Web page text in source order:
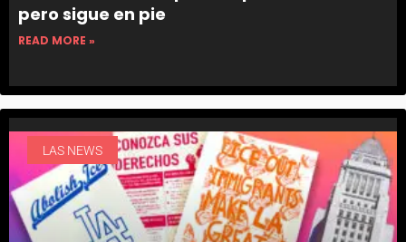
pero sigue en pie
READ MORE »
LAS NEWS